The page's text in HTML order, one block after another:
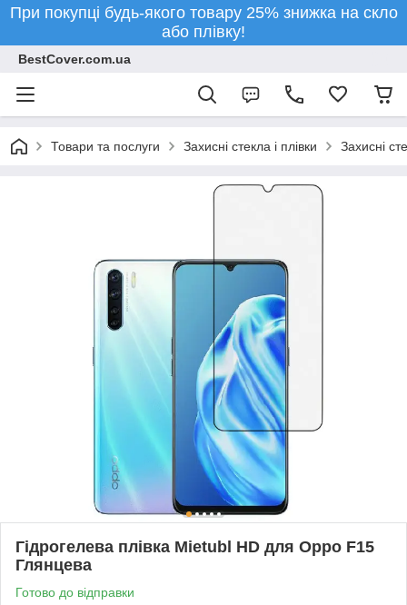
При покупці будь-якого товару 25% знижка на скло
або плівку!
BestCover.com.ua
Товари та послуги Захисні стекла і плівки Захисні
Гідрогелева плівка Mietubl HD для Oppo F15
Глянцева
Готово до відправки